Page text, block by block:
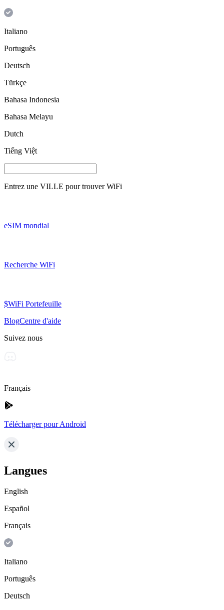
Italiano
Português
Deutsch
Türkçe
Bahasa Indonesia
Bahasa Melayu
Dutch
Tiếng Việt
Entrez une VILLE pour trouver WiFi
eSIM mondial
Recherche WiFi
$WiFi Portefeuille
BlogCentre d'aide
Suivez nous
Français
Télécharger pour Android
Langues
English
Español
Français
Italiano
Português
Deutsch